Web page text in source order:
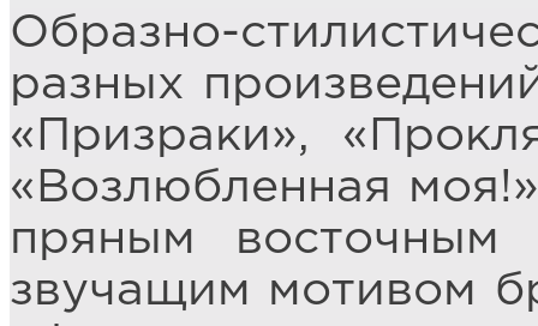
Образно-
разных
«Призраки»,
«Возлюбленная
пряным восточным
звучащим мотивом